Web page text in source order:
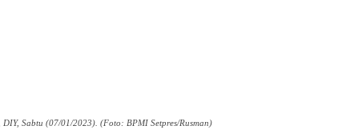
DIY, Sabtu (07/01/2023). (Foto: BPMI Setpres/Rusman)